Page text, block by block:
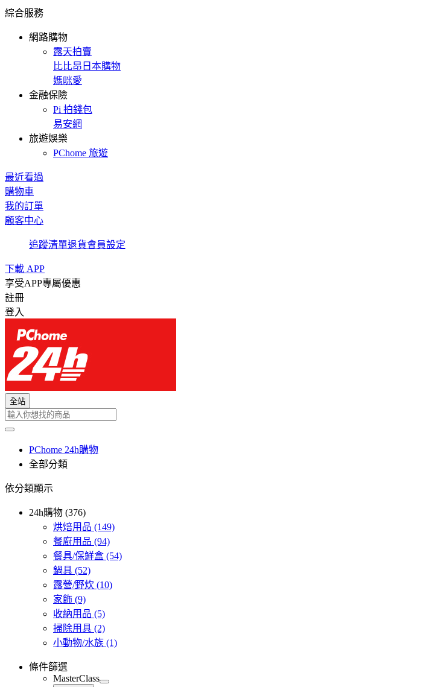
綜合服務
網路購物
露天拍賣
比比昂日本購物
媽咪愛
金融保險
Pi 拍錢包
易安網
旅遊娛樂
PChome 旅遊
最近看過
購物車
我的訂單
顧客中心
追蹤清單退貨會員設定
下載 APP
享受APP專屬優惠
註冊
登入
全站
PChome 24h購物
全部分類
依分類顯示
24h購物 (376)
烘焙用品 (149)
餐廚用品 (94)
餐具/保鮮盒 (54)
鍋具 (52)
露營/野炊 (10)
家飾 (9)
收納用品 (5)
掃除用具 (2)
小動物/水族 (1)
條件篩選
MasterClass